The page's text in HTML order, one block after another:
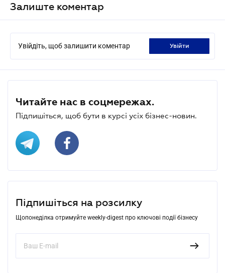
Залиште коментар
Увійдіть, щоб залишити коментар увійти
Читайте нас в соцмережах.
Підпишіться, щоб бути в курсі усіх бізнес-новин.
Підпишіться на розсилку
Щопонеділка отримуйте weekly-digest про ключові події бізнесу